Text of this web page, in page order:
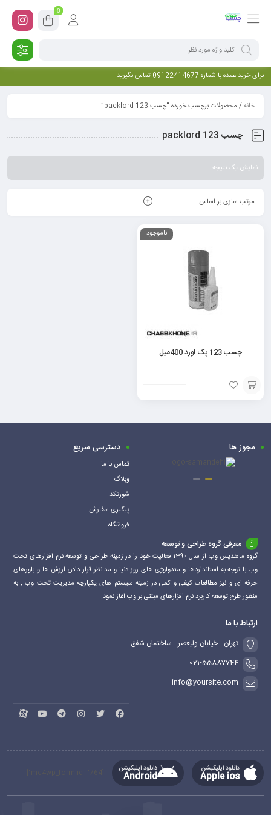
0
برای خرید عمده با شماره 09122414677 تماس بگیرید
خانه/ محصولات برچسب خورده “چسب 123 packlord”
چسب 123 packlord
نمایش یک نتیجه
مرتب سازی بر اساس
ناموجود
چسب 123 پک لورد 400میل
افزودن
به
مجوز ها دسترسی سریع
تماس با ما
وبلاگ
شورتکد
پیگیری سفارش
فروشگاه
معرفی گروه طراحی و توسعه
گروه ماهدیس وب از سال 1390 فعالیت خود را در زمینه طراحی و توسعه نرم افزارهای تحت
وب با توجه به استانداردها و متدولوژی های روز دنیا و مد نظر قرار دادن ارزش ها و باورهای
حرفه ای و نیز مطالعات کیفی و کمی در زمینه سیستم های یکپارچه مدیریت تحت وب , به
منظور طرح,توسعه کاربرد نرم افزارهای مبتنی بر وب اغاز نمود.
ارتباط با ما
تهران - خیابان ولیعصر - ساختمان شفق
021-55887744
info@yoursite.com
دانلود اپلیکیشن
Apple ios
دانلود اپلیکیشن
Android